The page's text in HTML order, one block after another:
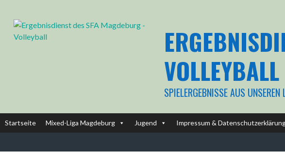
Inhalt
VOLLEYBALL
SPIELERGEBNISSE AUS UNSEREN
Startseite Mixed-Liga Magdeburg Jugend Impressum &